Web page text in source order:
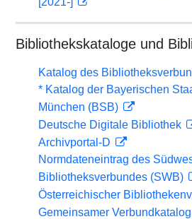
Bibliothekskataloge und
Katalog des
* Katalog der Bayerischen
München (BSB)
Deutsche Digitale Bibliothek
Archivportal-D
Normdateneintrag des
Bibliotheksverbundes (SWB)
Österreichischer
Gemeinsamer